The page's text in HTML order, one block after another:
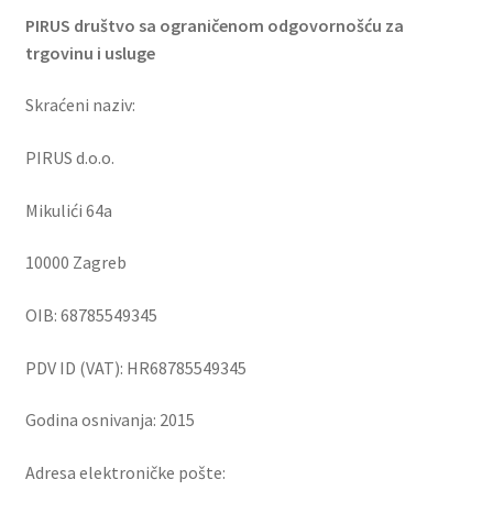
PIRUS društvo sa ograničenom odgovornošću za
trgovinu i usluge
Skraćeni naziv:
PIRUS d.o.o.
Mikulići 64a
10000 Zagreb
OIB: 68785549345
PDV ID (VAT): HR68785549345
Godina osnivanja: 2015
Adresa elektroničke pošte: